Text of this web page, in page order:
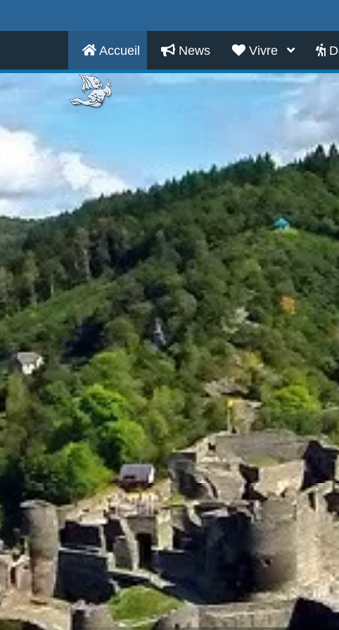
Accueil News Vivre